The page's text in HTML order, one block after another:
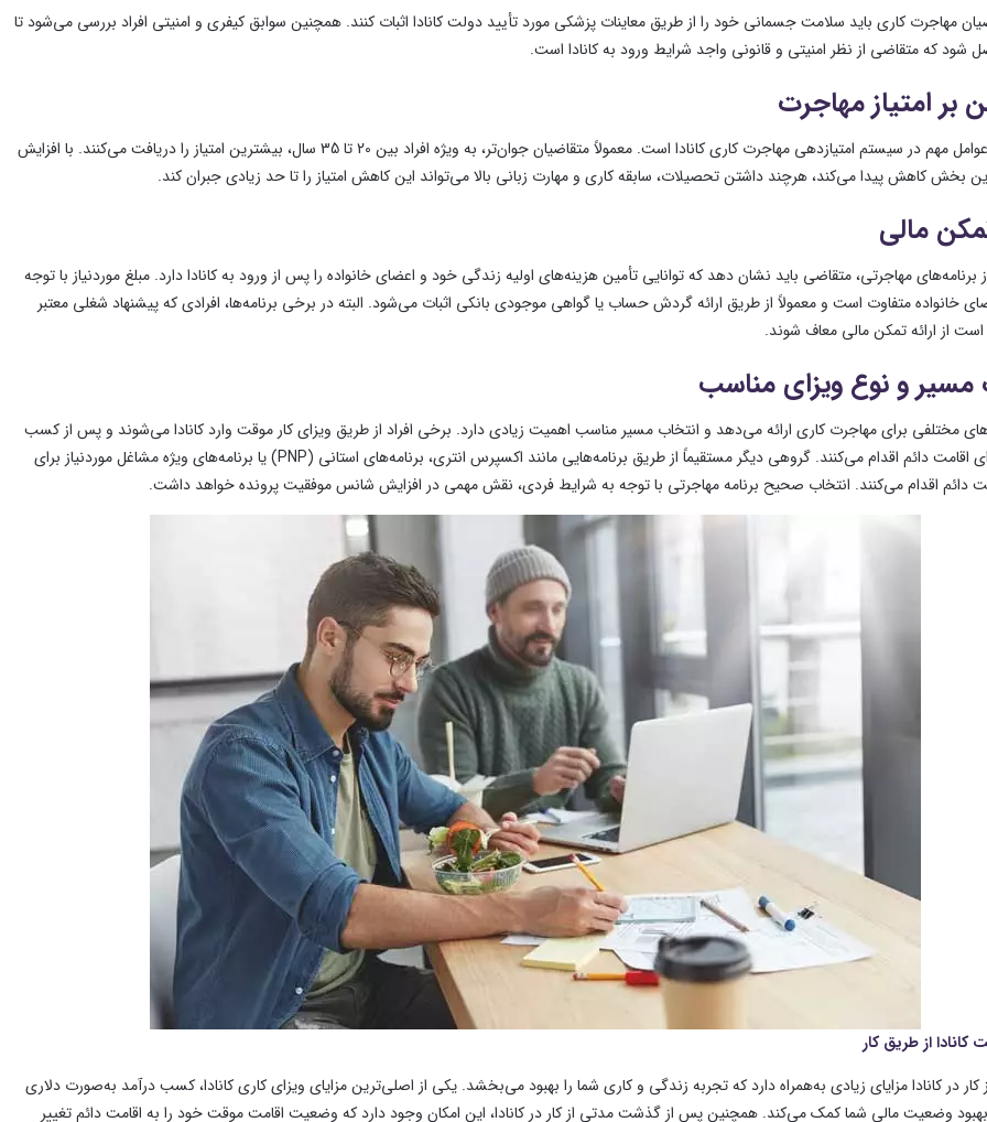
مهاجرت کاری باید سلامت جسمانی خود را از طریق معاینات پزشکی مورد تأیید دولت کانادا اثبات کنند. همچنین سوابق کیفری و امنیتی افراد بررسی می‌شود تا
شود که متقاضی از نظر امنیتی و قانونی واجد شرایط ورود به کانادا است.
بر امتیاز مهاجرت
سن یکی از عوامل مهم در سیستم امتیازدهی مهاجرت کاری کانادا است. معمولاً متقاضیان جوان‌تر، به ویژه افراد بین 20 تا 35 سال، بیشترین امتیاز را دریافت می‌کنند. با افزایش
بخش کاهش پیدا می‌کند، هرچند داشتن تحصیلات، سابقه کاری و مهارت زبانی بالا می‌تواند این کاهش امتیاز را تا حد زیادی جبران کند.
مالی
برنامه‌های مهاجرتی، متقاضی باید نشان دهد که توانایی تأمین هزینه‌های اولیه زندگی خود و اعضای خانواده را پس از ورود به کانادا دارد. مبلغ موردنیاز با توجه
خانواده متفاوت است و معمولاً از طریق ارائه گردش حساب یا گواهی موجودی بانکی اثبات می‌شود. البته در برخی برنامه‌ها، افرادی که پیشنهاد شغلی معتبر
از ارائه تمکن مالی معاف شوند.
مسیر و نوع ویزای مناسب
مختلفی برای مهاجرت کاری ارائه می‌دهد و انتخاب مسیر مناسب اهمیت زیادی دارد. برخی افراد از طریق ویزای کار موقت وارد کانادا می‌شوند و پس از کسب
سابقه کار برای اقامت دائم اقدام می‌کنند. گروهی دیگر مستقیماً از طریق برنامه‌هایی مانند اکسپرس انتری، برنامه‌های استانی (PNP) یا برنامه‌های ویژه مشاغل موردنیاز برای
دائم اقدام می‌کنند. انتخاب صحیح برنامه مهاجرتی با توجه به شرایط فردی، نقش مهمی در افزایش شانس موفقیت پرونده خواهد داشت.
کانادا از طریق کار
در کانادا مزایای زیادی به‌همراه دارد که تجربه زندگی و کاری شما را بهبود می‌بخشد. یکی از اصلی‌ترین مزایای ویزای کاری کانادا، کسب درآمد به‌صورت دلاری
وضعیت مالی شما کمک می‌کند. همچنین پس از گذشت مدتی از کار در کانادا، این امکان وجود دارد که وضعیت اقامت موقت خود را به اقامت دائم تغییر